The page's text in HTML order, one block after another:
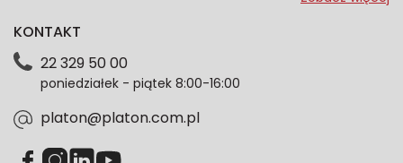
dotyczące danych osobowych znajdziesz w naszej
każdym czasie. Wycofanie zgody nie wpłynie na
zgodność z prawem przetwarzania dokonanego przed
KONTAKT
22 329 50 00
poniedziałek - piątek 8:00-16:00
platon@platon.com.pl